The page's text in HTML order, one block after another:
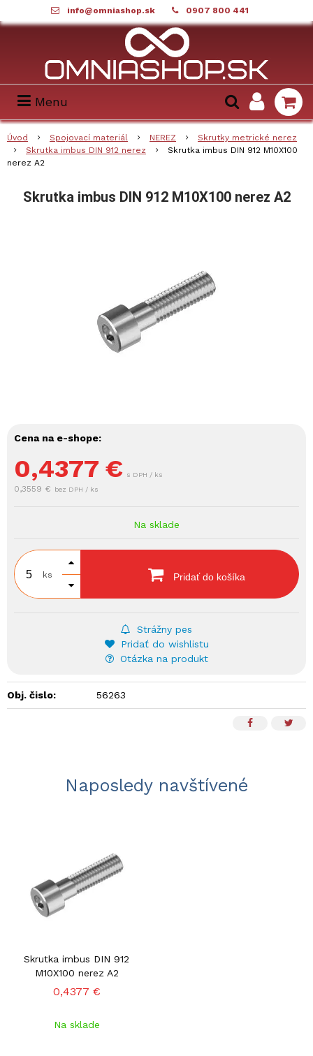
info@omniashop.sk 0907 800 441
Menu
Úvod Spojovací materiál NEREZ
Skrutky metrické nerez
Skrutka imbus DIN 912 nerez
Skrutka imbus DIN 912 M10X100
nerez A2
Skrutka imbus DIN 912 M10X100 nerez A2
Cena na e-shope:
0,4377 € s DPH / ks
0,3559 € bez DPH / ks
Na sklade
ks Pridať do košíka
Strážny pes
Pridať do wishlistu
Otázka na produkt
Obj. čislo: 56263
Naposledy navštívené
Skrutka imbus DIN 912
M10X100 nerez A2
0,4377 €
Na sklade